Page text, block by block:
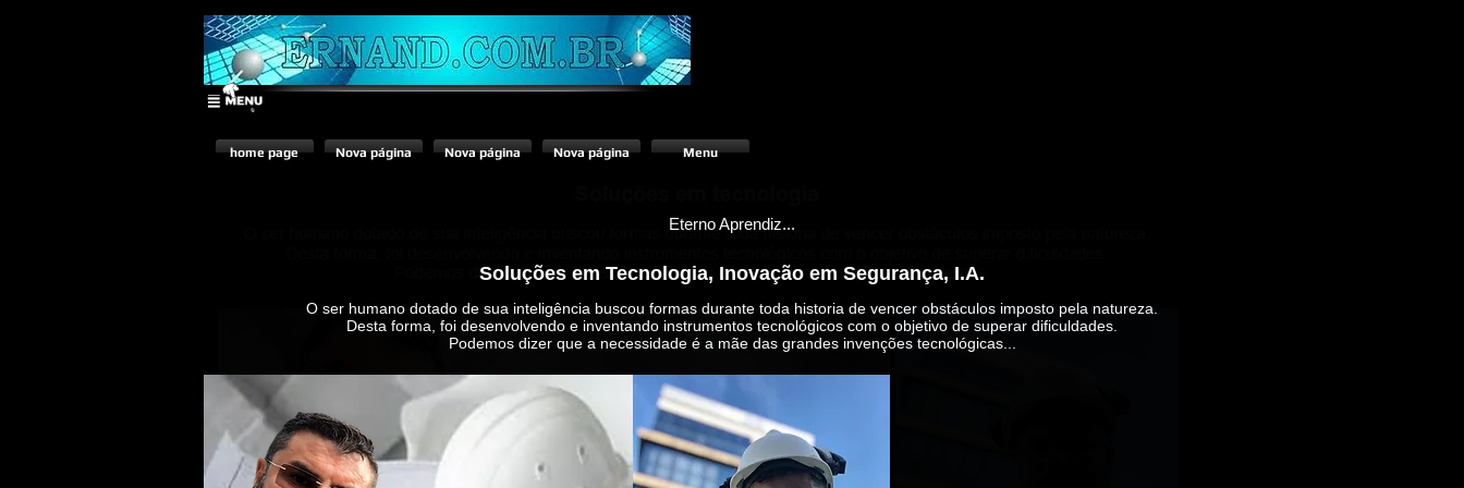
© Copyright
home page Nova página Nova página Nova página Menu
Eterno Aprendiz...
Soluções em Tecnologia, Inovação em Segurança, I.A.
O ser humano dotado de sua inteligência buscou formas durante toda historia de vencer obstáculos imposto pela natureza.
Desta forma, foi desenvolvendo e inventando instrumentos tecnológicos com o objetivo de superar dificuldades.
Podemos dizer que a necessidade é a mãe das grandes invenções tecnológicas...